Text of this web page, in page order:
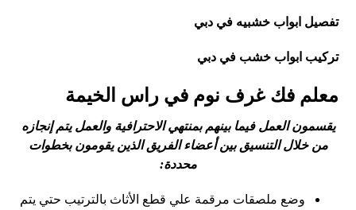
تفصيل ابواب خشبيه في دبي
تركيب ابواب خشب في دبي
معلم فك غرف نوم في راس الخيمة
يقسمون العمل فيما بينهم بمنتهي الاحترافية والعمل يتم إنجازه
من خلال التنسيق بين أعضاء الفريق الذين يقومون بخطوات
محددة:
وضع ملصقات مرقمة علي قطع الأثاث بالترتيب حتي يتم